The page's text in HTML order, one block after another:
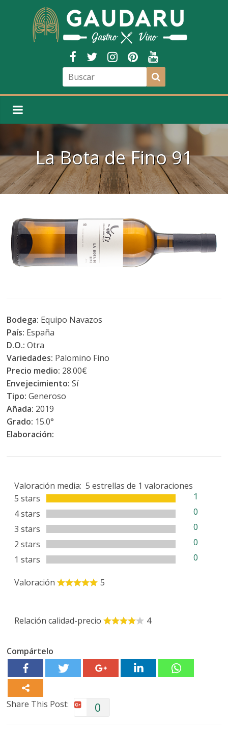
La Bota de Fino 91
Bodega: Equipo Navazos
País: España
D.O.:Otra
Variedades: Palomino Fino
Precio medio: 28.00€
Envejecimiento: Sí
Tipo: Generoso
Añada: 2019
Grado: 15.0°
Elaboración:
Valoración media:
5 stars
1
4 stars
0
3 stars
0
2 stars
0
1 stars
0
5 estrellas de 1 valoraciones
Valoración 5
Relación calidad-precio 4
Compártelo
Share This Post: 0